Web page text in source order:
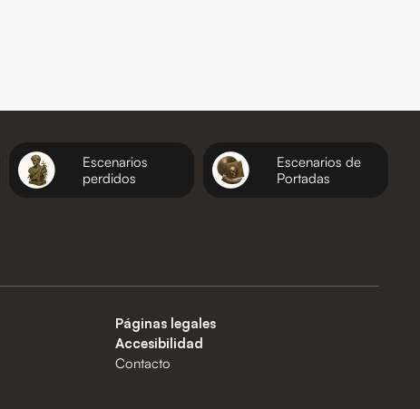
Escenarios
perdidos
Escenarios de
Portadas
Páginas legales
Accesibilidad
Contacto